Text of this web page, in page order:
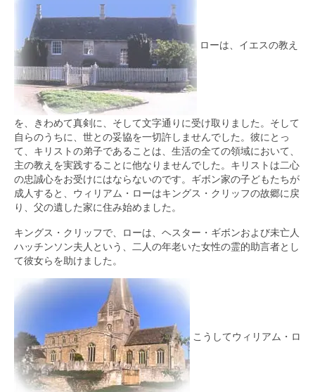
ローは、イエスの教え
を、きわめて真剣に、そして文字通りに受け取りました。そして
自らのうちに、世との妥協を一切許しませんでした。彼にとっ
て、キリストの弟子であることは、生活の全ての領域において、
主の教えを実践することに他なりませんでした。キリストは二心
の忠誠心をお受けにはならないのです。ギボン家の子どもたちが
成人すると、ウィリアム・ローはキングス・クリッフの故郷に戻
り、父の遺した家に住み始めました。
キングス・クリッフで、ローは、ヘスター・ギボンおよび未亡人
ハッチンソン夫人という、二人の年老いた女性の霊的助言者とし
て彼女らを助けました。
こうしてウィリアム・ロ